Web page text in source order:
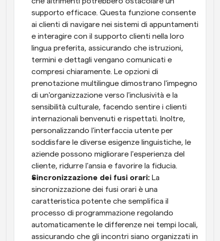
supporto efficace. Questa funzione consente
ai clienti di navigare nei sistemi di appuntamenti
e interagire con il supporto clienti nella loro
lingua preferita, assicurando che istruzioni,
termini e dettagli vengano comunicati e
compresi chiaramente. Le opzioni di
prenotazione multilingue dimostrano l'impegno
di un'organizzazione verso l'inclusività e la
sensibilità culturale, facendo sentire i clienti
internazionali benvenuti e rispettati. Inoltre,
personalizzando l'interfaccia utente per
soddisfare le diverse esigenze linguistiche, le
aziende possono migliorare l'esperienza del
cliente, ridurre l'ansia e favorire la fiducia.
Sincronizzazione dei fusi orari: La
sincronizzazione dei fusi orari è una
caratteristica potente che semplifica il
processo di programmazione regolando
automaticamente le differenze nei tempi locali,
assicurando che gli incontri siano organizzati in